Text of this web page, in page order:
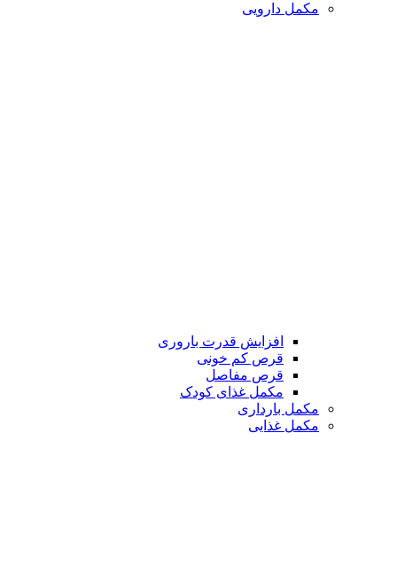
مکمل دارویی
افزایش قدرت باروری
قرص کم خونی
قرص مفاصل
مکمل غذای کودک
مکمل بارداری
مکمل غذایی